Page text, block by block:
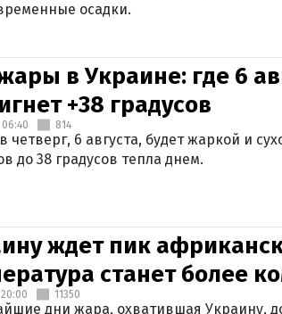
осадки.
в Украине: где 6
+38 градусов
06:40 814
четверг, 6 августа, будет жаркой и
до 38 градусов тепла днем.
ждет пик
станет более
20:00 11350
дни жара, охватившая Украину,